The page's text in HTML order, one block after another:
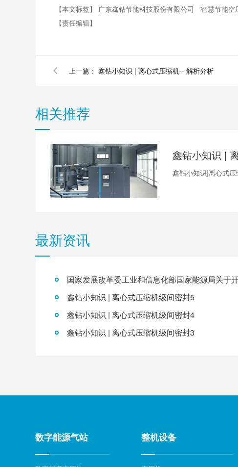
【本文标签】 广东鑫钻节能科技股份有限公司 智慧节能空
【责任编辑】
上一篇： 鑫钻小知识 | 离心式压缩机-- 解析分析
相关推荐
鑫钻小知识|离心式
最新资讯
鑫钻小知识 | 离心式压缩机级间密封5
鑫钻小知识 | 离心式压缩机级间密封4
鑫钻小知识 | 离心式压缩机级间密封3
数字能源气站 整机设备